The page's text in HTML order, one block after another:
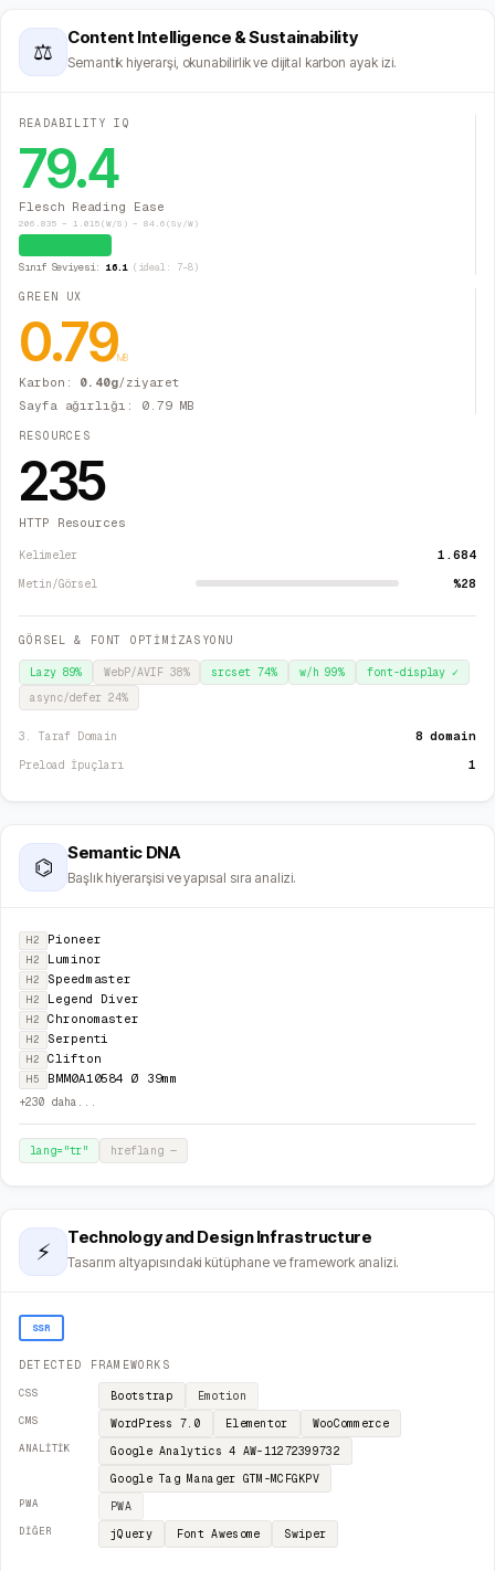
⚖
Content Intelligence & Sustainability
Semantik hiyerarşi, okunabilirlik ve dijital karbon ayak izi.
READABILITY IQ
79.4
Flesch Reading Ease
206.835 − 1.015(W/S) − 84.6(Sy/W)
Sınıf Seviyesi: 16.1(ideal: 7–8)
GREEN UX
0.79MB
Karbon: 0.40g/ziyaret
Sayfa ağırlığı: 0.79MB
RESOURCES
235
HTTP Resources
Kelimeler 1.684
Metin/Görsel %28
GÖRSEL & FONT OPTİMİZASYONU
Lazy 89% WebP/AVIF 38% srcset 74% w/h99% font-display✓
async/defer24%
3. Taraf Domain 8 domain
Preload İpuçları 1
⌬
Semantic DNA
Başlık hiyerarşisi ve yapısal sıra analizi.
H2 Pioneer
H2 Luminor
H2 Speedmaster
H2 Legend Diver
H2 Chronomaster
H2 Serpenti
H2 Clifton
H5 BMM0A10584 Ø 39mm
+230 daha...
lang="tr" hreflang —
⚡
Technology and Design Infrastructure
Tasarım altyapısındaki kütüphane ve framework analizi.
SSR
DETECTED FRAMEWORKS
CSS Bootstrap Emotion
CMS WordPress 7.0 Elementor WooCommerce
ANALITIK Google Analytics 4 AW-11272399732
Google Tag Manager GTM-MCFGKPV
PWA PWA
DIĞER jQuery Font Awesome Swiper